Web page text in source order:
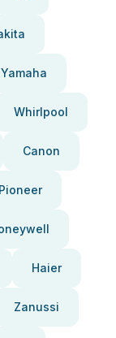
Yamaha
Whirlpool
Canon
Pioneer
Haier
Zanussi